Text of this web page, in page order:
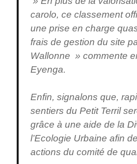
carolo, ce classement
une prise en charge
frais de gestion du site
Wallonne » commente
Eyenga.
Enfin, signalons que,
sentiers du Petit Terril
grâce à une aide de la
l’Ecologie Urbaine afin
actions du comité de